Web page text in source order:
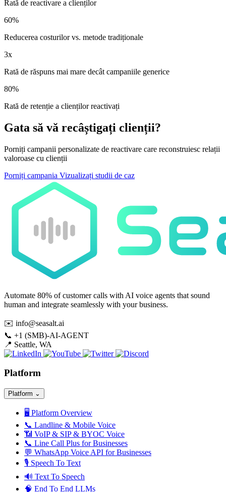
Rată de reactivare a clienților
60%
Reducerea costurilor vs. metode tradiționale
3x
Rată de răspuns mai mare decât campaniile generice
80%
Rată de retenție a clienților reactivați
Gata să vă recâștigați clienții?
Porniți campanii personalizate de reactivare care reconstruiesc relații
valoroase cu clienții
Porniți campania Vizualizați studii de caz
Automate 80% of customer calls with AI voice agents that sound
human and integrate seamlessly with your business.
✉️ info@seasalt.ai
📞 +1 (SMB)-AI-AGENT
📍 Seattle, WA
Platform
Platform ⌄
🖥️ Platform Overview
📞 Landline & Mobile Voice
📶 VoIP & SIP & BYOC Voice
📞 Line Call Plus for Businesses
💬 WhatsApp Voice API for Businesses
🎙️ Speech To Text
🔊 Text To Speech
🧠 End To End LLMs